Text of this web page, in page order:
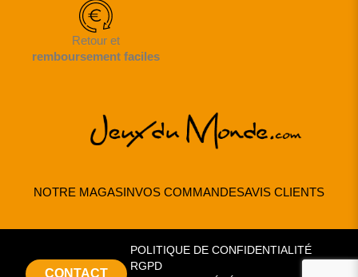
Retour et
remboursement faciles
NOTRE MAGASINVOS COMMANDESAVIS CLIENTS
CONTACT
POLITIQUE DE CONFIDENTIALITÉ
RGPD